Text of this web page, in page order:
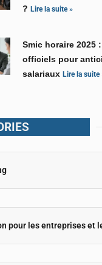
?Lire la suite »
Smic horaire 2025
officiels pour
salariauxLire la suite
pour les entreprises et